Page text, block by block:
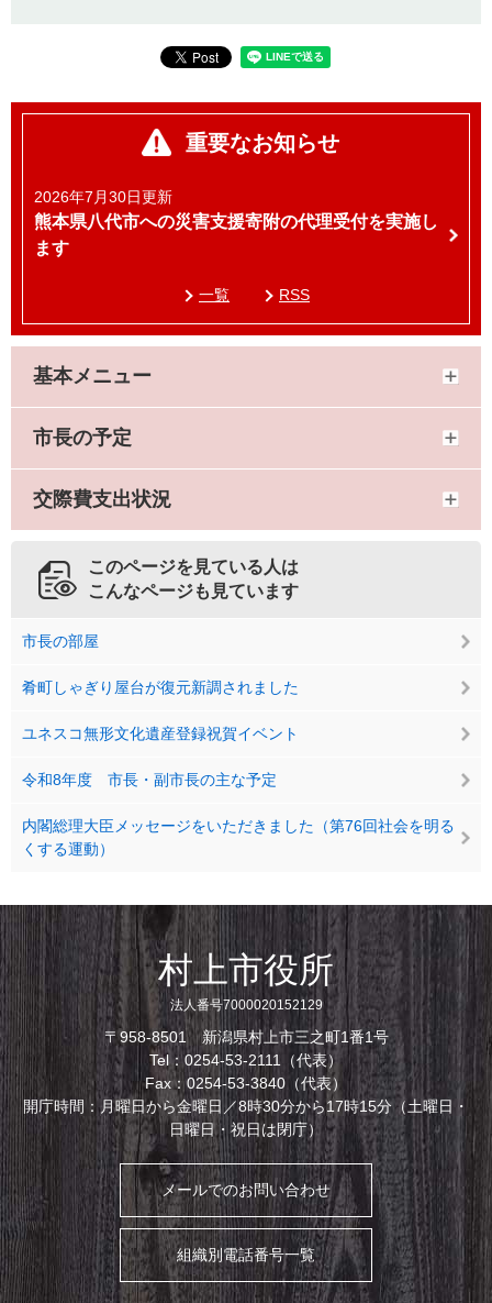
重要なお知らせ
2026年7月30日更新
熊本県八代市への災害支援寄附の代理受付を実施し
ます
一覧 RSS
基本メニュー
市長の予定
交際費支出状況
このページを見ている人は
こんなページも見ています
市長の部屋
肴町しゃぎり屋台が復元新調されました
ユネスコ無形文化遺産登録祝賀イベント
令和8年度 市長・副市長の主な予定
内閣総理大臣メッセージをいただきました（第76回社会を明る
くする運動）
村上市役所
法人番号7000020152129
〒958-8501 新潟県村上市三之町1番1号
Tel：0254-53-2111（代表）
Fax：0254-53-3840（代表）
開庁時間：月曜日から金曜日／8時30分から17時15分（土曜日・
日曜日・祝日は閉庁）
メールでのお問い合わせ
組織別電話番号一覧